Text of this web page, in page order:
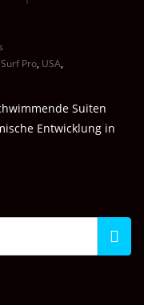
Pro, USA,
Suiten
Entwicklung in